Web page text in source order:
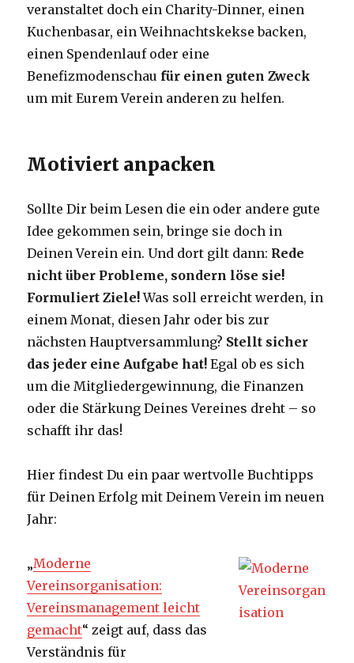
veranstaltet doch ein Charity-Dinner, einen
Kuchenbasar, ein Weihnachtskekse backen,
einen Spendenlauf oder eine
Benefizmodenschau für einen guten Zweck
um mit Eurem Verein anderen zu helfen.
Motiviert anpacken
Sollte Dir beim Lesen die ein oder andere gute
Idee gekommen sein, bringe sie doch in
Deinen Verein ein. Und dort gilt dann: Rede
nicht über Probleme, sondern löse sie!
Formuliert Ziele!Was soll erreicht werden, in
einem Monat, diesen Jahr oder bis zur
nächsten Hauptversammlung? Stellt sicher
das jeder eine Aufgabe hat! Egal ob es sich
um die Mitgliedergewinnung, die Finanzen
oder die Stärkung Deines Vereines dreht – so
schafft ihr das!
Hier findest Du ein paar wertvolle Buchtipps
für Deinen Erfolg mit Deinem Verein im neuen
Jahr:
„Moderne
Vereinsorganisation:
Vereinsmanagement leicht
gemacht“ zeigt auf, dass das
Verständnis für